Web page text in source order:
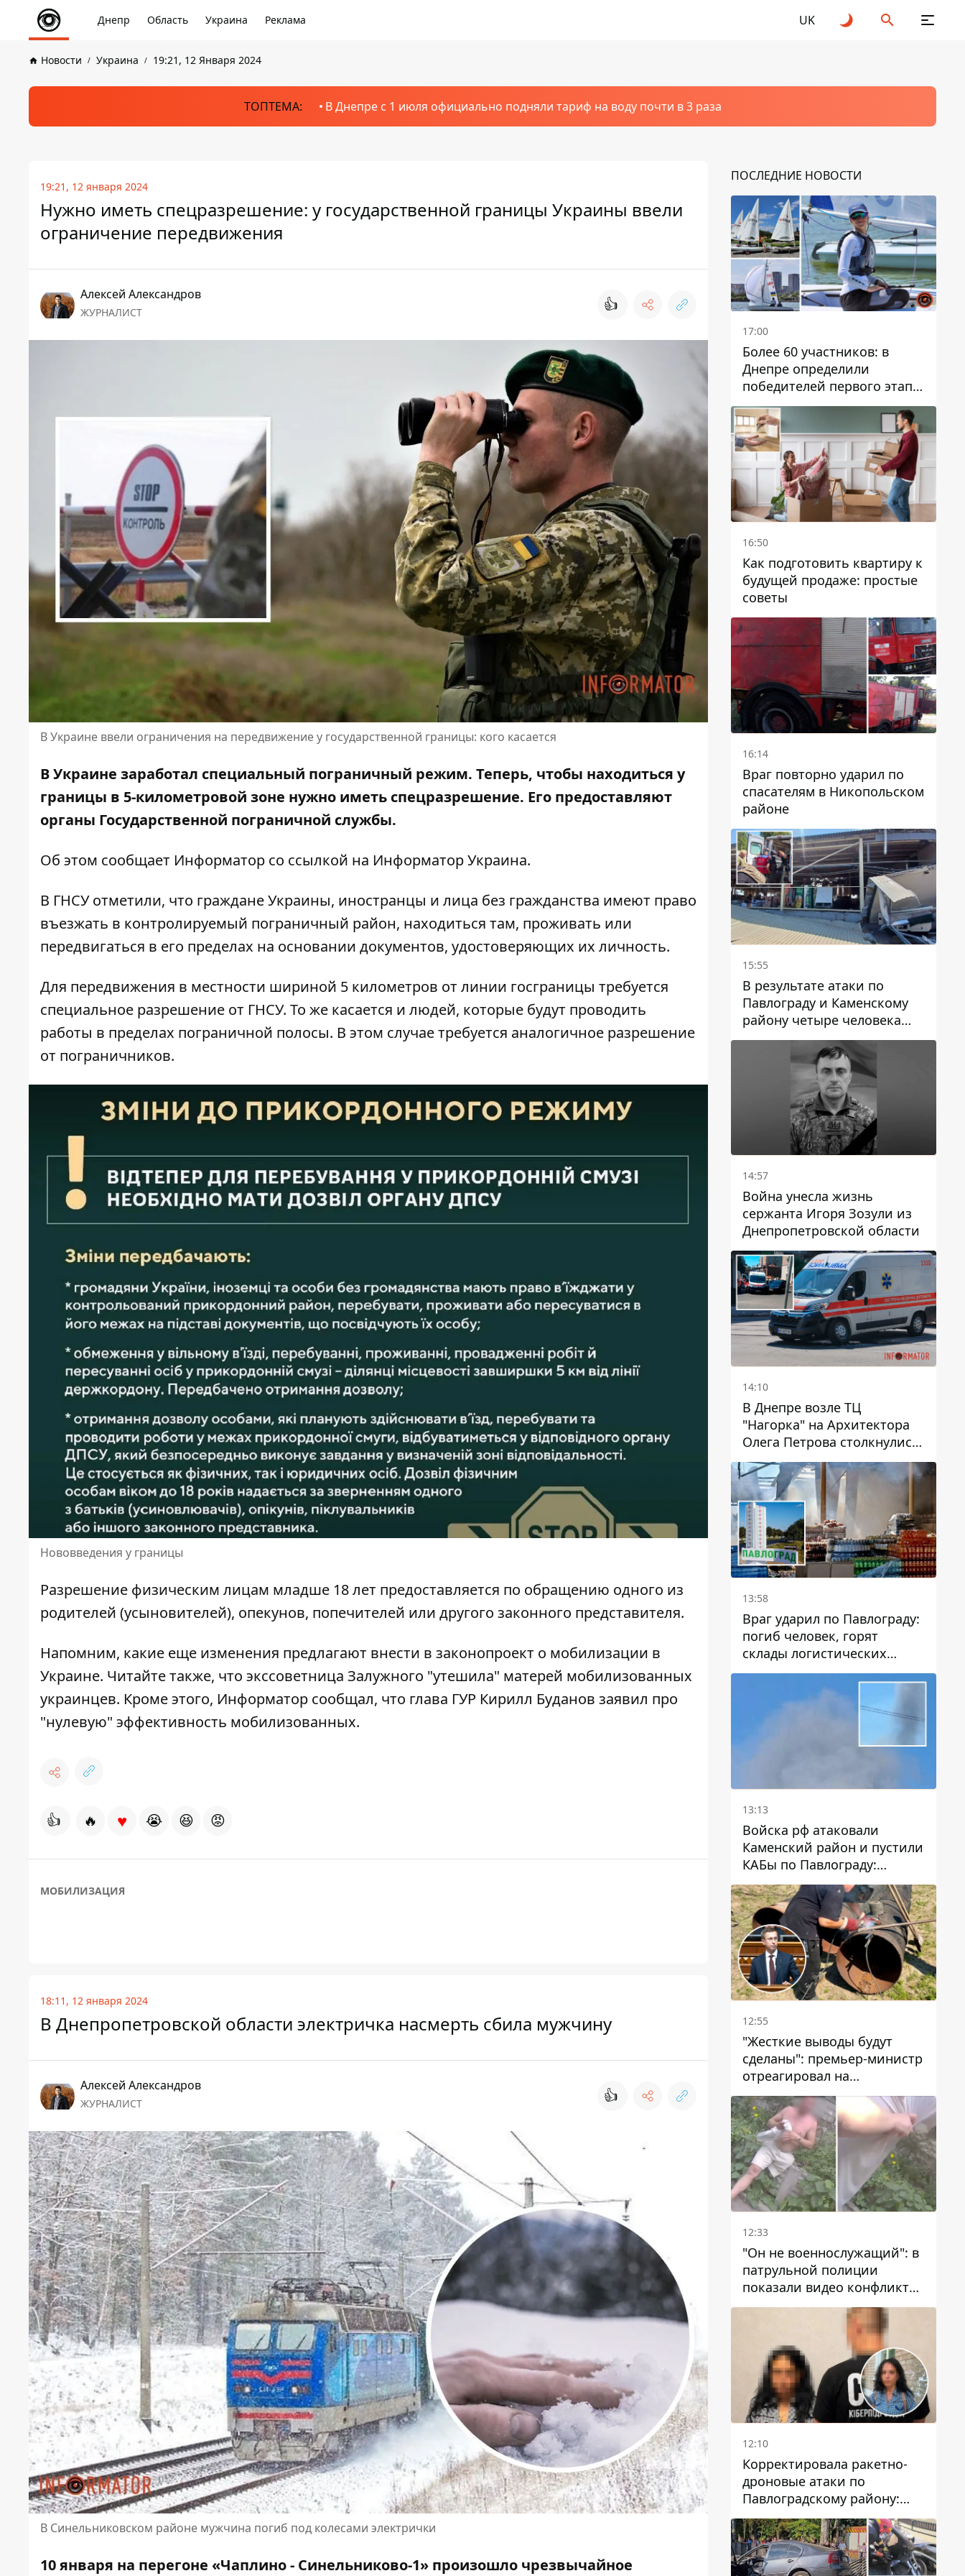
Днепр Область Украина Реклама UK
Новости Украина 19:21, 12 Января 2024
ТОПТЕМА: В Днепре с 1 июля официально подняли тариф на воду почти в 3 раза
19:21, 12 января 2024
Нужно иметь спецразрешение: у государственной границы Украины ввели
ограничение передвижения
Алексей Александров
ЖУРНАЛИСТ 👍
В Украине ввели ограничения на передвижение у государственной границы: кого касается
В Украине заработал специальный пограничный режим. Теперь, чтобы находиться у
границы в 5-километровой зоне нужно иметь спецразрешение. Его предоставляют
органы Государственной пограничной службы.
Об этом сообщает Информатор со ссылкой на Информатор Украина.
В ГНСУ отметили, что граждане Украины, иностранцы и лица без гражданства имеют право
въезжать в контролируемый пограничный район, находиться там, проживать или
передвигаться в его пределах на основании документов, удостоверяющих их личность.
Для передвижения в местности шириной 5 километров от линии госграницы требуется
специальное разрешение от ГНСУ. То же касается и людей, которые будут проводить
работы в пределах пограничной полосы. В этом случае требуется аналогичное разрешение
от пограничников.
Нововведения у границы
Разрешение физическим лицам младше 18 лет предоставляется по обращению одного из
родителей (усыновителей), опекунов, попечителей или другого законного представителя.
Напомним, какие еще изменения предлагают внести в законопроект о мобилизации в
Украине. Читайте также, что экссоветница Залужного "утешила" матерей мобилизованных
украинцев. Кроме этого, Информатор сообщал, что глава ГУР Кирилл Буданов заявил про
"нулевую" эффективность мобилизованных.
👍 🔥 ♥ 😭 😆 😡
МОБИЛИЗАЦИЯ
18:11, 12 января 2024
В Днепропетровской области электричка насмерть сбила мужчину
Алексей Александров
ЖУРНАЛИСТ 👍
В Синельниковском районе мужчина погиб под колесами электрички
10 января на перегоне «Чаплино - Синельниково-1» произошло чрезвычайное
ПОСЛЕДНИЕ НОВОСТИ
17:00
Более 60 участников: в
Днепре определили
победителей первого этапа
Кубка Украины по
парусному спорту
16:50
Как подготовить квартиру к
будущей продаже: простые
советы
16:14
Враг повторно ударил по
спасателям в Никопольском
районе
15:55
В результате атаки по
Павлограду и Каменскому
району четыре человека
погибли, семеро получили
ранения
14:57
Война унесла жизнь
сержанта Игоря Зозули из
Днепропетровской области
14:10
В Днепре возле ТЦ
"Нагорка" на Архитектора
Олега Петрова столкнулись
"скорая" и Toyota: трамваи
№5 задерживаются
13:58
Враг ударил по Павлограду:
погиб человек, горят
склады логистических
компаний и магазина
13:13
Войска рф атаковали
Каменский район и пустили
КАБы по Павлограду:
пострадал мужчина, в небо
поднимается столб дыма
12:55
"Жесткие выводы будут
сделаны": премьер-министр
отреагировал на
несколькодневное
отсутствие воды в Марганце
12:33
"Он не военнослужащий": в
патрульной полиции
показали видео конфликта
с мужчиной без ноги на
проспекте Поля в Днепре
12:10
Корректировала ракетно-
дроновые атаки по
Павлоградскому району:
задержали вражескую
агентку